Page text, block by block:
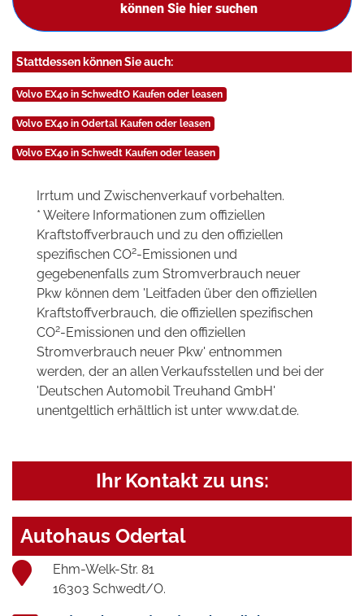
können Sie hier suchen
Stattdessen können Sie auch:
Volvo EX40 in SchwedtO Kaufen oder leasen
Volvo EX40 in Odertal Kaufen oder leasen
Volvo EX40 in Schwedt Kaufen oder leasen
Irrtum und Zwischenverkauf vorbehalten.
* Weitere Informationen zum offiziellen
Kraftstoffverbrauch und zu den offiziellen
spezifischen CO2-Emissionen und
gegebenenfalls zum Stromverbrauch neuer
Pkw können dem 'Leitfaden über den offiziellen
Kraftstoffverbrauch, die offiziellen spezifischen
CO2-Emissionen und den offiziellen
Stromverbrauch neuer Pkw' entnommen
werden, der an allen Verkaufsstellen und bei der
'Deutschen Automobil Treuhand GmbH'
unentgeltlich erhältlich ist unter www.dat.de.
Ihr Kontakt zu uns:
Autohaus Odertal
Ehm-Welk-Str. 81
16303 Schwedt/O.